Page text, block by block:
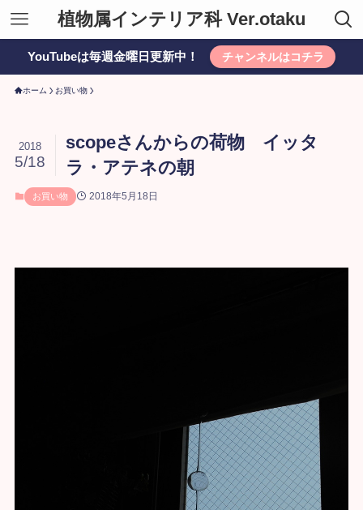
植物属インテリア科 Ver.otaku
YouTubeは毎週金曜日更新中！ チャンネルはコチラ
ホーム お買い物
scopeさんからの荷物 イッタ
ラ・アテネの朝
2018
5/18
お買い物 2018年5月18日